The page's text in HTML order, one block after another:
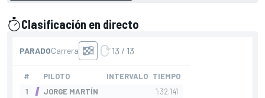
Clasificación en directo